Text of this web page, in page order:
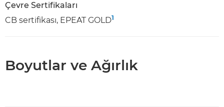
Çevre Sertifikaları
CB sertifikası, EPEAT GOLD1
Boyutlar ve Ağırlık